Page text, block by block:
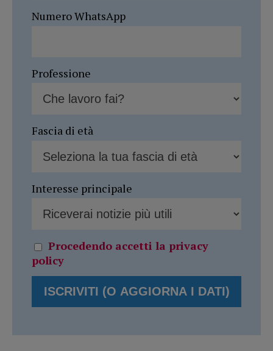
Numero WhatsApp
Professione
Fascia di età
Interesse principale
Procedendo accetti la privacy
policy